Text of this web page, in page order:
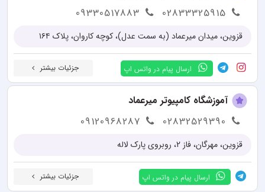
02833325915
09330517883
قزوین، میدان میرعماد (به سمت عدل)، کوچه کاروان، پلاک ۱۶۴
ارسال پیام در واتس اپ جزئیات بیشتر
آموزشگاه کامپیوتر میرعماد
02832529390
09120968287
قزوین، مهرگان، فاز 2، روبروی پارک لاله
ارسال پیام در واتس اپ جزئیات بیشتر